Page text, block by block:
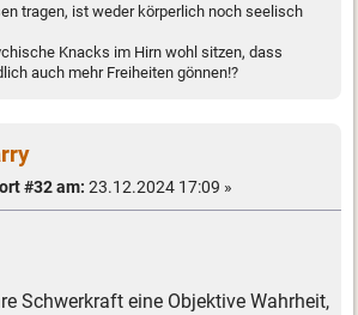
tragen, ist weder körperlich noch seelisch
Knacks im Hirn wohl sitzen, dass
auch mehr Freiheiten gönnen!?
#32 am: 23.12.2024 17:09 »
Schwerkraft eine Objektive Wahrheit,